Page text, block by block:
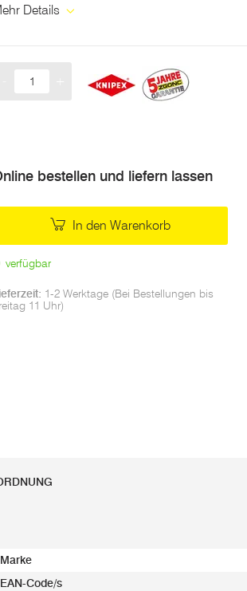
Details
bestellen und liefern lassen
In den Warenkorb
verfügbar
1-2 Werktage (Bei Bestellungen bis
11 Uhr)
Marke
EAN-Code/s